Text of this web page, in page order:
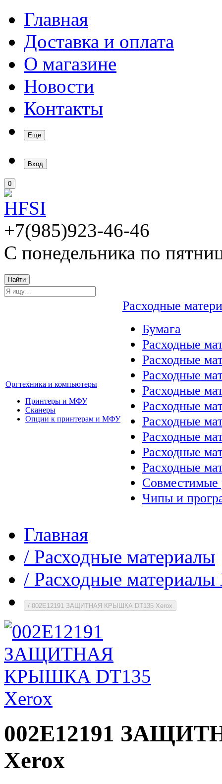
Главная
Доставка и оплата
О магазине
Новости
Контакты
Еще
Вход
0
+7(985)923-46-46
С понедельника по
Найти
Оргтехника и компьютеры
Принтеры и МФУ
Сканеры
Опции к принтерам и МФУ
Расходные
Бумага
Расходные
Расходные
Расходные
Расходные
Расходные
Расходные
Расходные
Расходные
Расходные
Совместимые
Чипы и
Главная
/ Расходные материалы
/ Расходные
/ 002E12191 ЗАЩИТНАЯ КРЫШКА DT135 Xerox
002E12191
Xerox